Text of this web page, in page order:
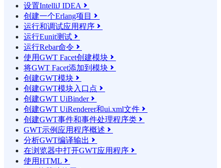
设置IntelliJ IDEA 
创建一个Erlang项目 
运行和调试应用程序 
运行Eunit测试 
运行Rebar命令 
使用GWT Facet创建模块 
将GWT Facet添加到模块 
创建GWT模块 
创建GWT模块入口点 
创建GWT UiBinder
创建GWT UiRenderer和ui.xml文件 
创建GWT事件和事件处理程序类 
GWT示例应用程序概述 
分析GWT编译输出 
在浏览器中打开GWT应用程序 
使用HTML 